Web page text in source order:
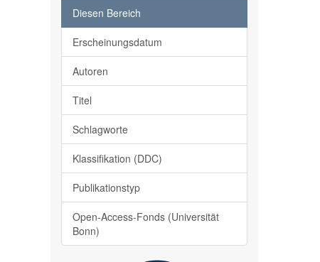
Diesen Bereich
Erscheinungsdatum
Autoren
Titel
Schlagworte
Klassifikation (DDC)
Publikationstyp
Open-Access-Fonds (Universität
Bonn)